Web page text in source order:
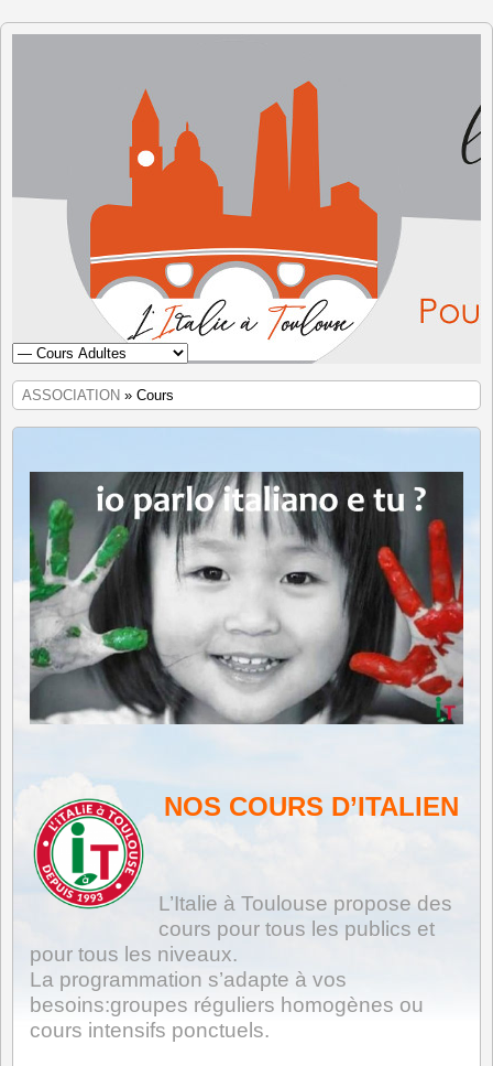
L'Italie à
Toulouse
ASSOCIATION » Cours
NOS COURS D’ITALIEN
L’Italie à Toulouse propose des
cours pour tous les publics et
pour tous les niveaux.
La programmation s’adapte à vos
besoins:groupes réguliers homogènes ou
cours intensifs ponctuels.